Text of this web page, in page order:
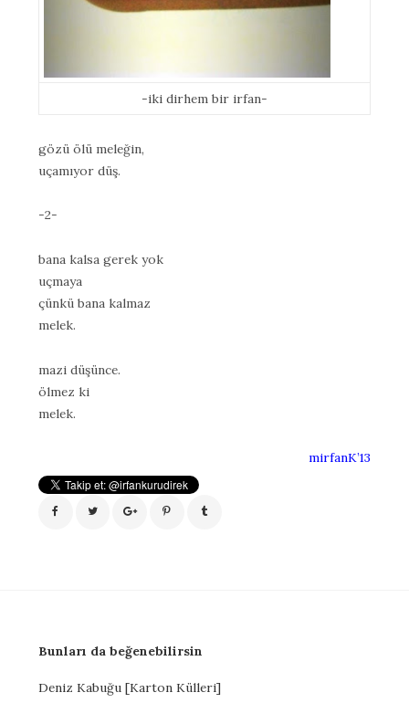
-iki dirhem bir irfan-
gözü ölü meleğin,
uçamıyor düş.
-2-
bana kalsa gerek yok
uçmaya
çünkü bana kalmaz
melek.
mazi düşünce.
ölmez ki
melek.
mirfanK’13
Bunları da beğenebilirsin
Deniz Kabuğu [Karton Külleri]